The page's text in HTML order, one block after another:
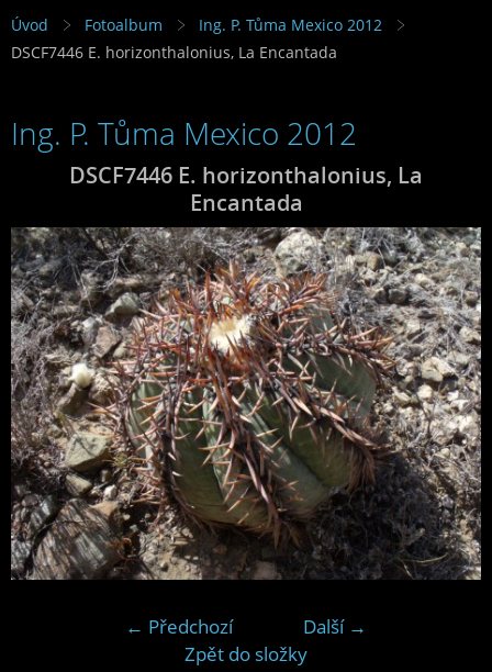
Úvod Fotoalbum
Ing. P. Tůma Mexico 2012
DSCF7446 E. horizonthalonius, La Encantada
Ing. P. Tůma Mexico 2012
DSCF7446 E. horizonthalonius, La
Encantada
← Předchozí
Další →
Zpět do složky